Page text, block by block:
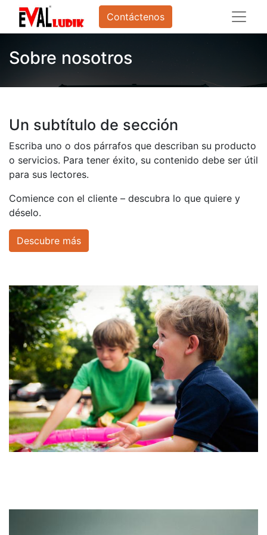
Contáctenos
Sobre nosotros
Un subtítulo de sección
Escriba uno o dos párrafos que describan su producto
o servicios. Para tener éxito, su contenido debe ser útil
para sus lectores.
Comience con el cliente – descubra lo que quiere y
déselo.
Descubre más